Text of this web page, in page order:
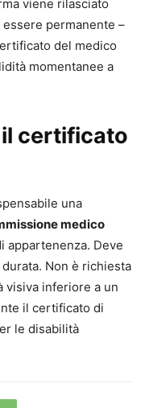
viene rilasciato
permanente –
del medico
momentanee a
il certificato
una
medico
appartenenza. Deve
Non è richiesta
visiva inferiore a un
il certificato di
le disabilità